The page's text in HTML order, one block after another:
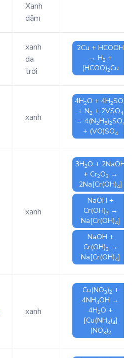
Xanh
đậm
xanh
da
trời
2Cu + HCOOH
→ H2 +
(HCOO)2Cu
xanh
4H2O + 4H2SO4
+ N2 + 2VSO4
→ 4(N2H5)2SO4
+ (VO)SO4
xanh
3H2O + 2NaOH
+ Cr2O3 →
2Na[Cr(OH)4]
NaOH +
Cr(OH)3 →
Na[Cr(OH)4]
NaOH +
Cr(OH)3 →
Na[Cr(OH)4]
xanh
Cu(NO3)2 +
4NH4OH →
4H2O +
[Cu(NH3)4]
(NO3)2